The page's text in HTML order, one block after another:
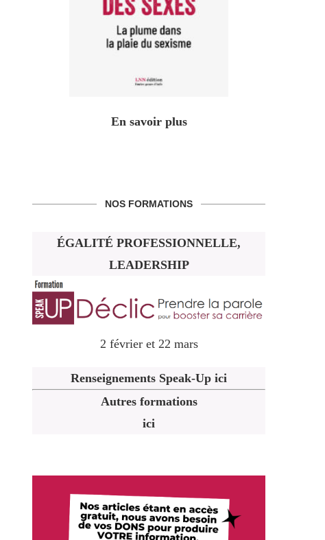
En savoir plus
NOS FORMATIONS
ÉGALITÉ PROFESSIONNELLE,
LEADERSHIP
2 février et 22 mars
Renseignements Speak-Up ici
Autres formations
ici